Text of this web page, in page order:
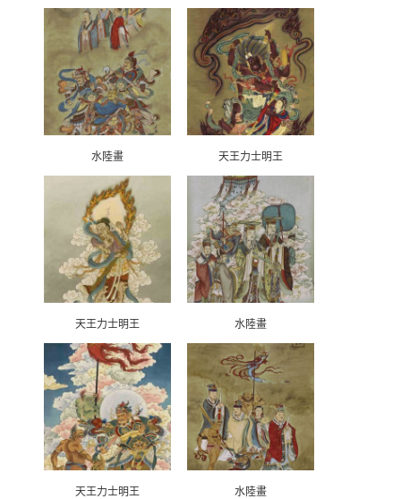
水陸畫 天王力士明王
天王力士明王 水陸畫
天王力士明王 水陸畫